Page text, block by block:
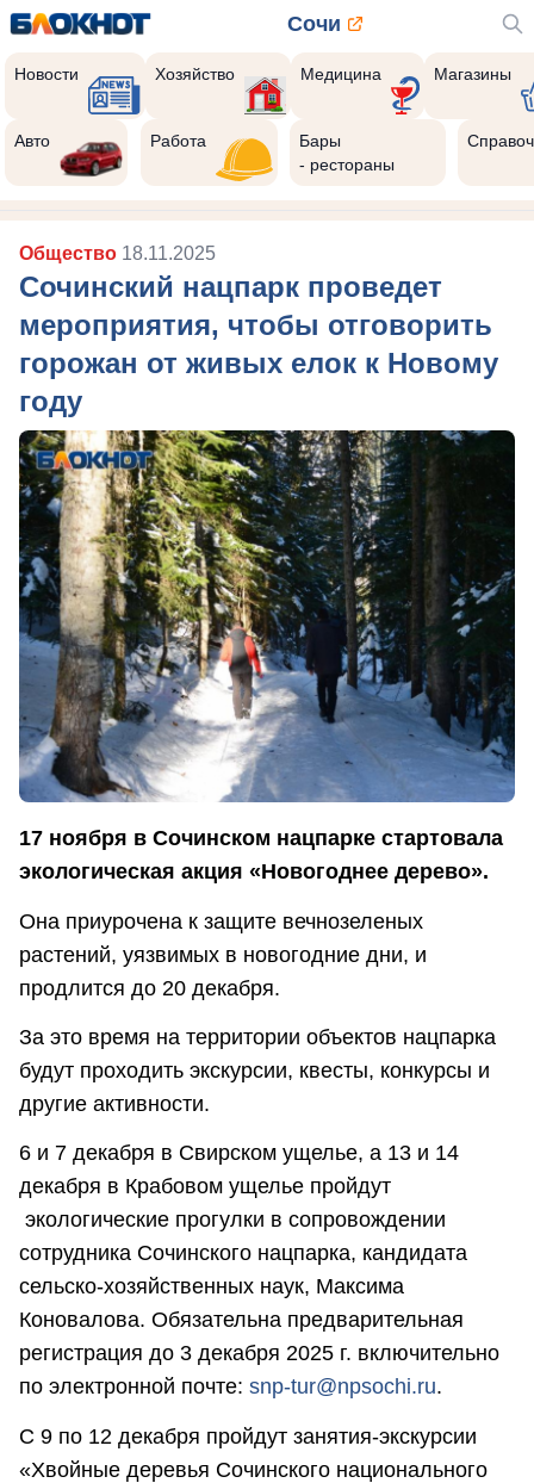
Сочи
Новости Хозяйство Медицина Магазины
Авто Работа
Бары
- рестораны
Общество 18.11.2025
Сочинский нацпарк проведет
мероприятия, чтобы отговорить
горожан от живых елок к Новому
году
17 ноября в Сочинском нацпарке стартовала
экологическая акция «Новогоднее дерево».
Она приурочена к защите вечнозеленых
растений, уязвимых в новогодние дни, и
продлится до 20 декабря.
За это время на территории объектов нацпарка
будут проходить экскурсии, квесты, конкурсы и
другие активности.
6 и 7 декабря в Свирском ущелье, а 13 и 14
декабря в Крабовом ущелье пройдут
экологические прогулки в сопровождении
сотрудника Сочинского нацпарка, кандидата
сельско-хозяйственных наук, Максима
Коновалова. Обязательна предварительная
регистрация до 3 декабря 2025 г. включительно
по электронной почте: snp-tur@npsochi.ru.
С 9 по 12 декабря пройдут занятия-экскурсии
«Хвойные деревья Сочинского национального